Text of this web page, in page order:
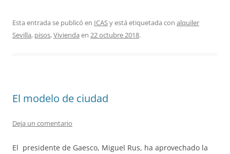
Esta entrada se publicó en ICASy está etiquetada con alquiler
Sevilla, pisos,Vivienda en 22 octubre 2018.
El modelo de ciudad
Deja un comentario
El presidente de Gaesco, Miguel Rus, ha aprovechado la